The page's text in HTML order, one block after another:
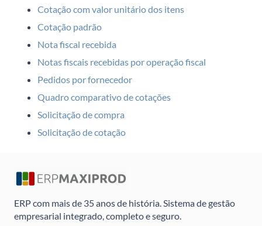
Cotação com valor unitário dos itens
Cotação padrão
Nota fiscal recebida
Notas fiscais recebidas por operação fiscal
Pedidos por fornecedor
Quadro comparativo de cotações
Solicitação de compra
Solicitação de cotação
ERP com mais de 35 anos de história. Sistema de gestão
empresarial integrado, completo e seguro.